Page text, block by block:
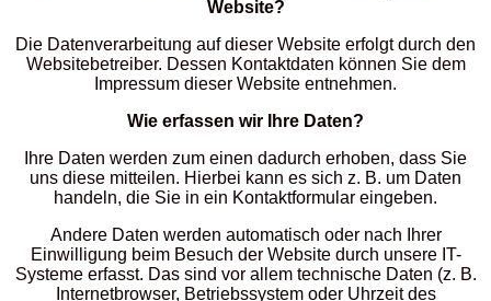
Website?
Die Datenverarbeitung auf dieser Website erfolgt durch den
Websitebetreiber. Dessen Kontaktdaten können Sie dem
Impressum dieser Website entnehmen.
Wie erfassen wir Ihre Daten?
Ihre Daten werden zum einen dadurch erhoben, dass Sie
uns diese mitteilen. Hierbei kann es sich z. B. um Daten
handeln, die Sie in ein Kontaktformular eingeben.
Andere Daten werden automatisch oder nach Ihrer
Einwilligung beim Besuch der Website durch unsere IT-
Systeme erfasst. Das sind vor allem technische Daten (z. B.
Internetbrowser, Betriebssystem oder Uhrzeit des